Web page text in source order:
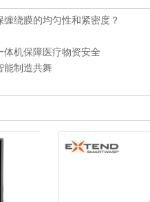
绕膜的均匀性和紧密度？
体机保障医疗物资安全
能制造共舞